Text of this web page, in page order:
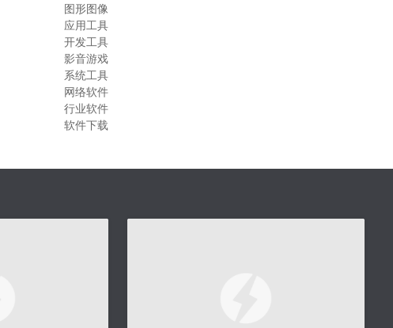
图形图像
应用工具
开发工具
影音游戏
系统工具
网络软件
行业软件
软件下载